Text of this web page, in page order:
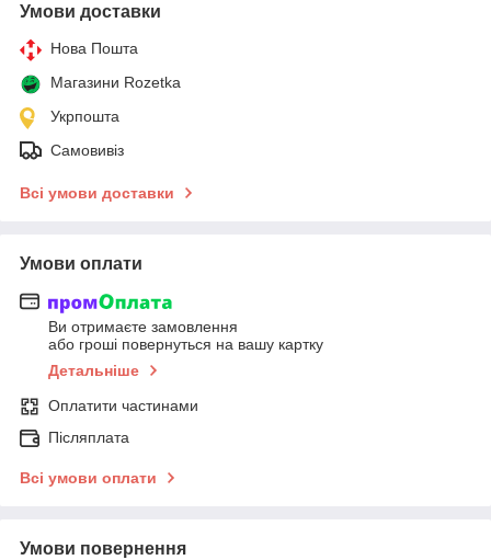
Умови доставки
Нова Пошта
Магазини Rozetka
Укрпошта
Самовивіз
Всі умови доставки
Умови оплати
Ви отримаєте замовлення
або гроші повернуться на вашу картку
Детальніше
Оплатити частинами
Післяплата
Всі умови оплати
Умови повернення